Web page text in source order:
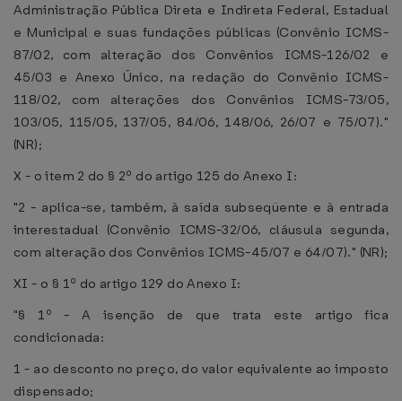
Administração Pública Direta e Indireta Federal, Estadual
e Municipal e suas fundações públicas (Convênio ICMS-
87/02, com alteração dos Convênios ICMS-126/02 e
45/03 e Anexo Único, na redação do Convênio ICMS-
118/02, com alterações dos Convênios ICMS-73/05,
103/05, 115/05, 137/05, 84/06, 148/06, 26/07 e 75/07)."
(NR);
X - o item 2 do § 2º do artigo 125 do Anexo I:
"2 - aplica-se, também, à saída subseqüente e à entrada
interestadual (Convênio ICMS-32/06, cláusula segunda,
com alteração dos Convênios ICMS-45/07 e 64/07)." (NR);
XI - o § 1º do artigo 129 do Anexo I:
"§ 1º - A isenção de que trata este artigo fica
condicionada:
1 - ao desconto no preço, do valor equivalente ao imposto
dispensado;